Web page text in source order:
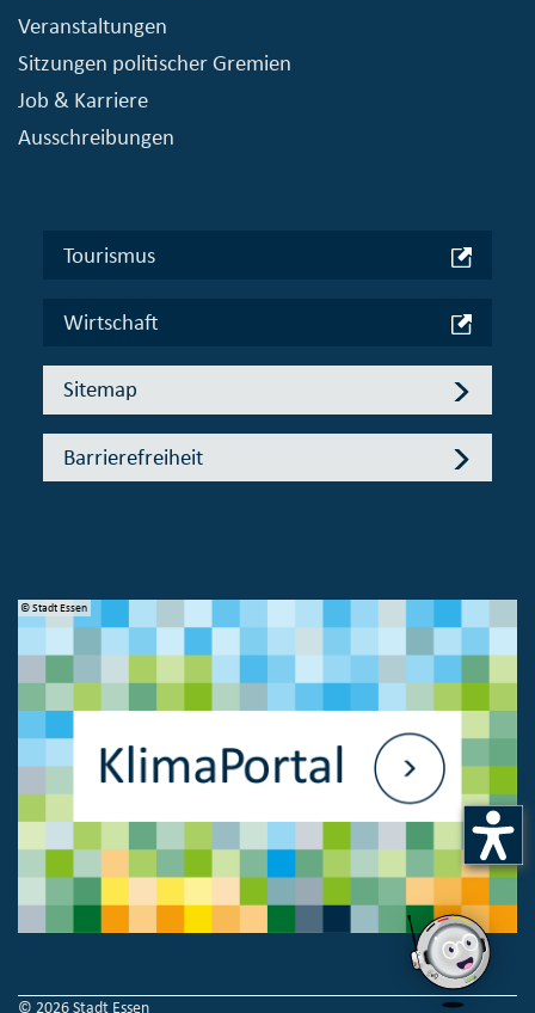
Veranstaltungen
Sitzungen politischer Gremien
Job & Karriere
Ausschreibungen
Tourismus
Wirtschaft
Sitemap
Barrierefreiheit
© Stadt Essen
© 2026 Stadt Essen